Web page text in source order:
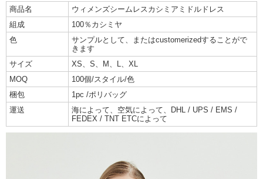
商品名
ウィメンズシームレスカシミアミドルドレス
組成
100％カシミヤ
色
サンプルとして、またはcustomerizedすることがで
きます
サイズ
XS、S、M、L、XL
MOQ
100個/スタイル/色
梱包
1pc /ポリバッグ
運送
海によって、空気によって、DHL / UPS / EMS /
FEDEX / TNT ETCによって